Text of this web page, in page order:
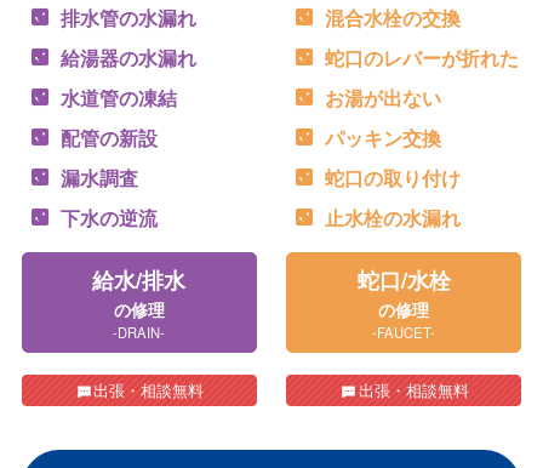
排水管の水漏れ
給湯器の水漏れ
水道管の凍結
配管の新設
漏水調査
下水の逆流
給水/排水
の修理
-DRAIN-
出張・相談無料
混合水栓の交換
蛇口のレバーが折れた
お湯が出ない
パッキン交換
蛇口の取り付け
止水栓の水漏れ
蛇口/水栓
の修理
-FAUCET-
出張・相談無料